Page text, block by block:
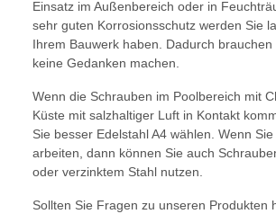
Einsatz im Außenbereich oder in
sehr guten Korrosionsschutz werden Sie
Ihrem Bauwerk haben. Dadurch
keine Gedanken machen.
Wenn die Schrauben im Poolbereich mit
Küste mit salzhaltiger Luft in Kontakt
Sie besser Edelstahl A4 wählen. Wenn
arbeiten, dann können Sie auch
oder verzinktem Stahl nutzen.
Sollten Sie Fragen zu unseren Produkten